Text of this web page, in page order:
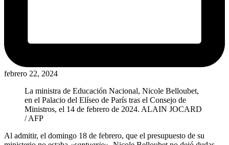
febrero 22, 2024
La ministra de Educación Nacional, Nicole Belloubet,
en el Palacio del Elíseo de París tras el Consejo de
Ministros, el 14 de febrero de 2024. ALAIN JOCARD
/ AFP
Al admitir, el domingo 18 de febrero, que el presupuesto de su